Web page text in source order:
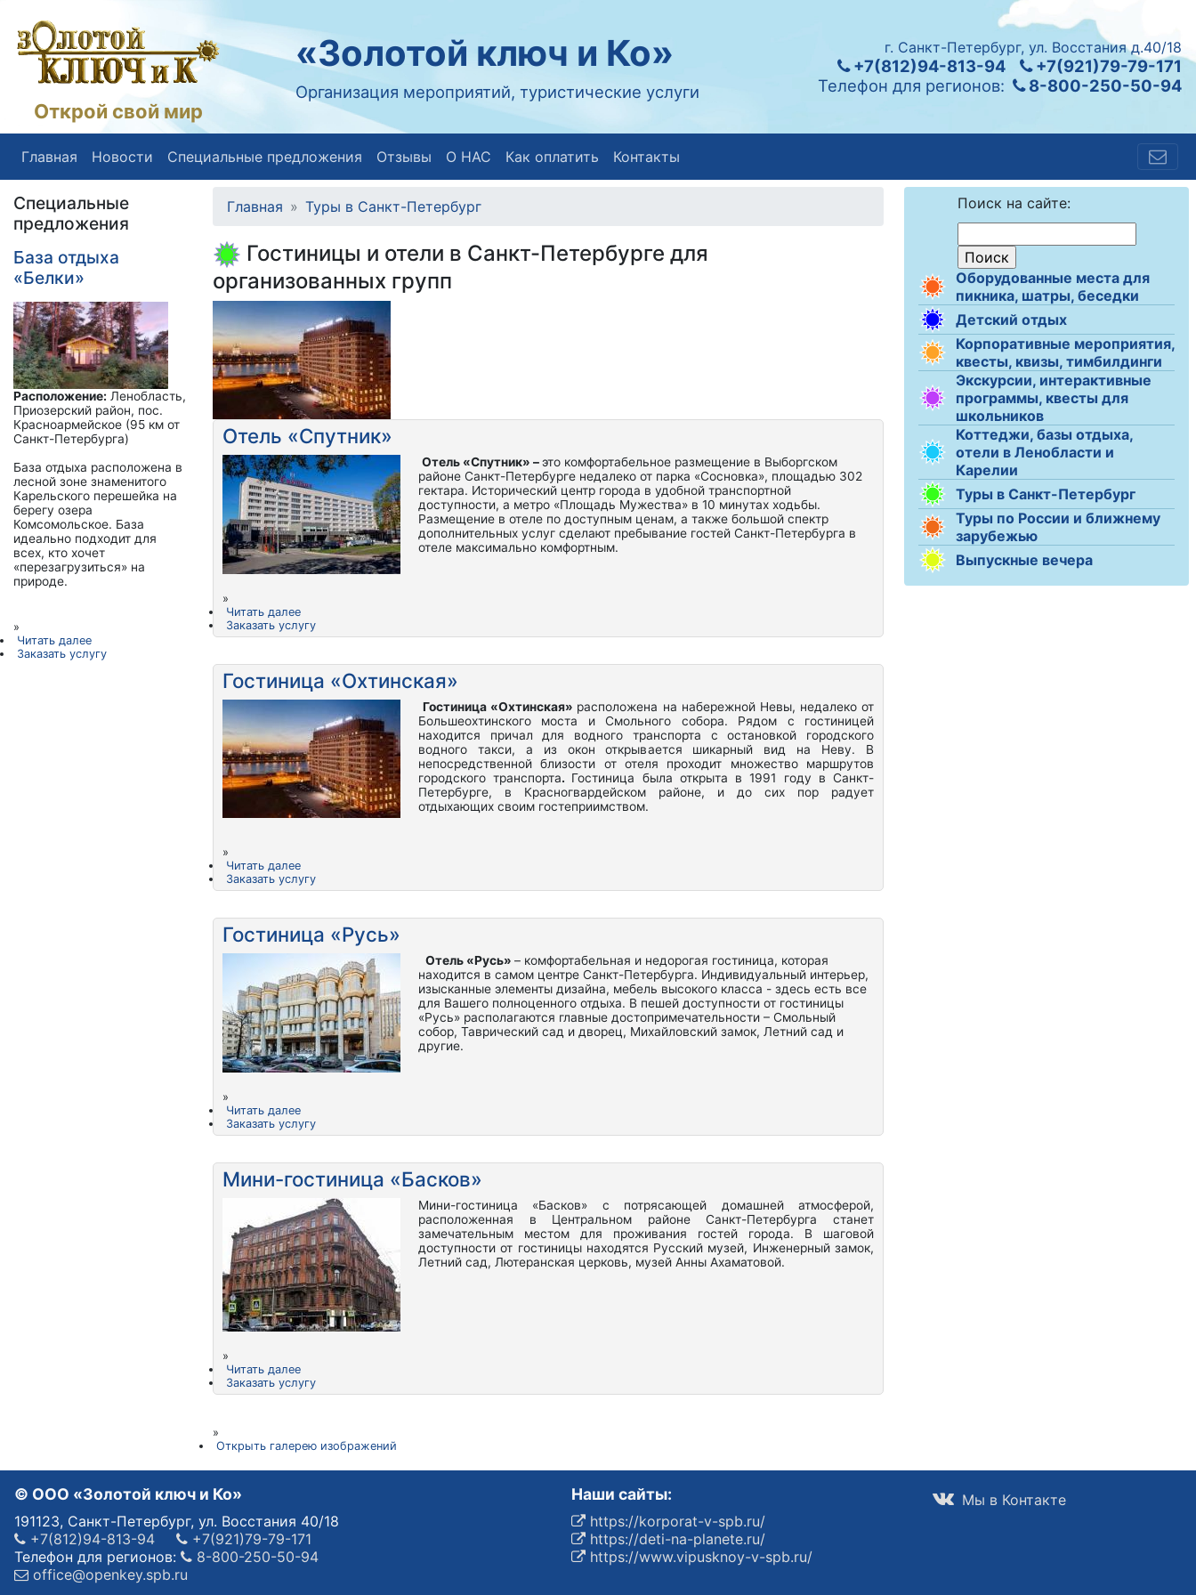
Открой свой мир
«Золотой ключ и Ко»
Организация мероприятий, туристические услуги
г. Санкт-Петербург, ул. Восстания д.40/18
+7(812)94-813-94
+7(921)79-79-171
Телефон для регионов:
8-800-250-50-94
Главная Новости Специальные предложения Отзывы О НАС Как оплатить Контакты
Поиск на сайте:
Оборудованные места для
пикника, шатры, беседки
Детский отдых
Корпоративные мероприятия,
квесты, квизы, тимбилдинги
Экскурсии, интерактивные
программы, квесты для
школьников
Коттеджи, базы отдыха,
отели в Ленобласти и
Карелии
Туры в Санкт-Петербург
Туры по России и ближнему
зарубежью
Выпускные вечера
Главная Туры в Санкт-Петербург
Гостиницы и отели в Санкт-Петербурге для
организованных групп
Отель «Спутник»
Отель «Спутник» –это комфортабельное размещение в Выборгском
районе Санкт-Петербурге недалеко от парка «Сосновка», площадью 302
гектара. Исторический центр города в удобной транспортной
доступности, а метро «Площадь Мужества» в 10 минутах ходьбы.
Размещение в отеле по доступным ценам, а также большой спектр
дополнительных услуг сделают пребывание гостей Санкт-Петербурга в
отеле максимально комфортным.
»
Читать далее
Заказать услугу
Гостиница «Охтинская»
Гостиница «Охтинская» расположена на набережной Невы, недалеко от
Большеохтинского моста и Смольного собора. Рядом с гостиницей
находится причал для водного транспорта с остановкой городского
водного такси, а из окон открывается шикарный вид на Неву. В
непосредственной близости от отеля проходит множество маршрутов
городского транспорта. Гостиница была открыта в 1991 году в Санкт-
Петербурге, в Красногвардейском районе, и до сих пор радует
отдыхающих своим гостеприимством.
»
Читать далее
Заказать услугу
Гостиница «Русь»
Отель «Русь» – комфортабельная и недорогая гостиница, которая
находится в самом центре Санкт-Петербурга. Индивидуальный интерьер,
изысканные элементы дизайна, мебель высокого класса - здесь есть все
для Вашего полноценного отдыха. В пешей доступности от гостиницы
«Русь» располагаются главные достопримечательности – Смольный
собор, Таврический сад и дворец, Михайловский замок, Летний сад и
другие.
»
Читать далее
Заказать услугу
Мини-гостиница «Басков»
Мини-гостиница «Басков» с потрясающей домашней атмосферой,
расположенная в Центральном районе Санкт-Петербурга станет
замечательным местом для проживания гостей города. В шаговой
доступности от гостиницы находятся Русский музей, Инженерный замок,
Летний сад, Лютеранская церковь, музей Анны Ахаматовой.
»
Читать далее
Заказать услугу
»
Открыть галерею изображений
Специальные
предложения
База отдыха
«Белки»
Расположение: Ленобласть,
Приозерский район, пос.
Красноармейское (95 км от
Санкт-Петербурга)
База отдыха расположена в
лесной зоне знаменитого
Карельского перешейка на
берегу озера
Комсомольское. База
идеально подходит для
всех, кто хочет
«перезагрузиться» на
природе.
»
Читать далее
Заказать услугу
© OOO «Золотой ключ и Ко»
191123, Санкт-Петербург, ул. Восстания 40/18
+7(812)94-813-94
+7(921)79-79-171
Телефон для регионов:
8-800-250-50-94
office@openkey.spb.ru
Наши сайты:
https://korporat-v-spb.ru/
https://deti-na-planete.ru/
https://www.vipusknoy-v-spb.ru/
Мы в Контакте